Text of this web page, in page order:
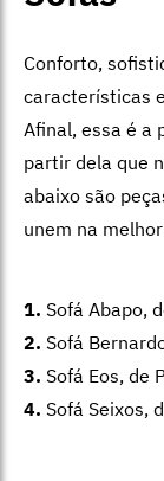
Conforto,
características
Afinal, essa é a
partir dela que
abaixo são
unem na
1. Sofá Abapo,
2. Sofá
3. Sofá Eos, de
4. Sofá Seixos,